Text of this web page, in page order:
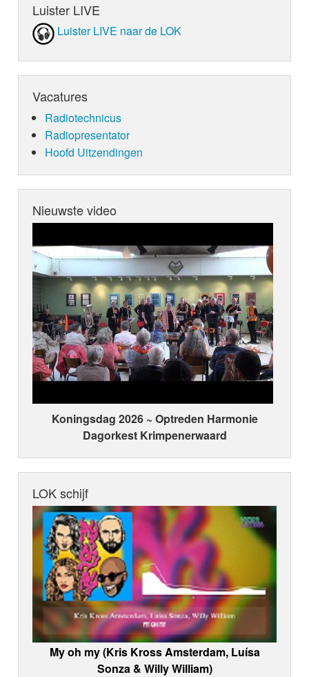
Luister LIVE
Luister LIVE naar de LOK
Vacatures
Radiotechnicus
Radiopresentator
Hoofd Uitzendingen
Nieuwste video
Koningsdag 2026 ~ Optreden Harmonie
Dagorkest Krimpenerwaard
LOK schijf
My oh my (Kris Kross Amsterdam, Luísa
Sonza & Willy William)